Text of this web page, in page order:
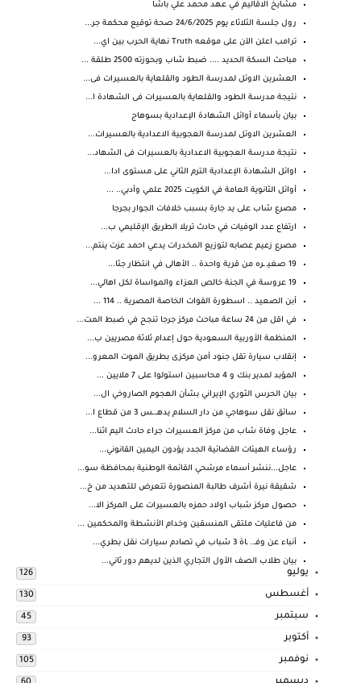
مشايخ الاقاليم في عهد محمد علي باشا
رول جلسة الثلاثاء يوم 24/6/2025 صحة توقيع محكمة جر...
ترامب اعلن الآن على موقعه Truth نهاية الحرب بين اي...
مباحث السكة الحديد .... ضبط شاب وبحوزته 2500 طلقة ...
العشرين الاوئل لمدرسة الطود والقلعاية بالعسيرات فى...
نتيجة مدرسة الطود والقلعاية بالعسيرات فى الشهادة ا...
بيان بأسماء أوائل الشهادة الإعدادية بسوهاج
العشرين الاوئل لمدرسة العجوبية الاعدادية بالعسيرات...
نتيجة مدرسة العجوبية الاعدادية بالعسيرات فى الشهاد...
اوائل الشهادة الإعدادية الترم الثاني على مستوى ادا...
أوائل الثانوية العامة في الكويت 2025 علمي وأدبي.. ...
مصرع شاب على يد جارة بسبب خلافات الجوار بجرجا
ارتفاع عدد الوفيات في حادث تريلا الطريق الإقليمي ب...
مصرع زعيم عصابه لتوزيع المخدرات يدعي احمد عزت ينتم...
19 صغيـ ـره من قرية واحدة .. الأهالى في انتظار جثا...
19 عروسة في الجنة خالص العزاء والمواساة لكل اهالي...
أبن الصعيد .. اسطورة القوات الخاصة المصرية .. 114 ...
في اقل من 24 ساعة مباحث مركز جرجا تنجح في ضبط المت...
المنظمة الأوربية السعودية حول إعدام ثلاثة مصريين ب...
إنقلاب سيارة تقل جنود أمن مركزى بطريق الموت المعرو...
المؤبد لمدير بنك و 4 محاسبين استولوا على 7 ملايين ...
بيان الحرس الثوري الإيراني بشأن الهجوم الصاروخي ال...
سائق نقل سوهاجي من دار السلام يدهــ.ـس 3 من قطاع ا...
عاجل وفاة شاب من مركز العسيرات جراء حادث اليم اثنا...
رؤساء الهيئات القضائية الجدد يؤدون اليمين القانوني...
عاجل...ننشر أسماء مرشحي القائمة الوطنية بمحافظة سو...
شقيقة نيرة أشرف طالبة المنصورة تتعرض للتهديد من خ...
حصول مركز شباب اولاد حمزه بالعسيرات على المركز الا...
من فاعليات ملتقى المنسقين وخدام الأنشطة والمحكمين ...
أنباء عن وفـ.. ـاة 3 شباب في تصادم سيارات نقل بطري...
بيان طلاب الصف الأول التجاري الذين لديهم دور ثاني...
يوليو 126
أغسطس 130
سبتمبر 45
أكتوبر 93
نوفمبر 105